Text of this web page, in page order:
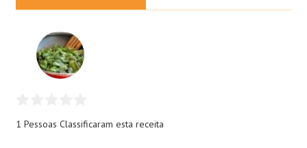
1 Pessoas Classificaram esta receita